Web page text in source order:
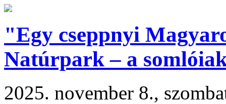
"Egy cseppnyi
Natúrpark – a
2025. november 8.,